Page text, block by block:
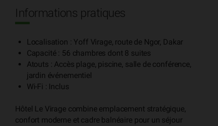
Informations pratiques
Localisation : Yoff Virage, route de Ngor, Dakar
Capacité : 56 chambres dont 8 suites
Atouts : Accès plage, piscine, salle de conférence,
jardin événementiel
Wi-Fi : Inclus
Hôtel Le Virage combine emplacement stratégique,
confort moderne et cadre balnéaire pour un séjour